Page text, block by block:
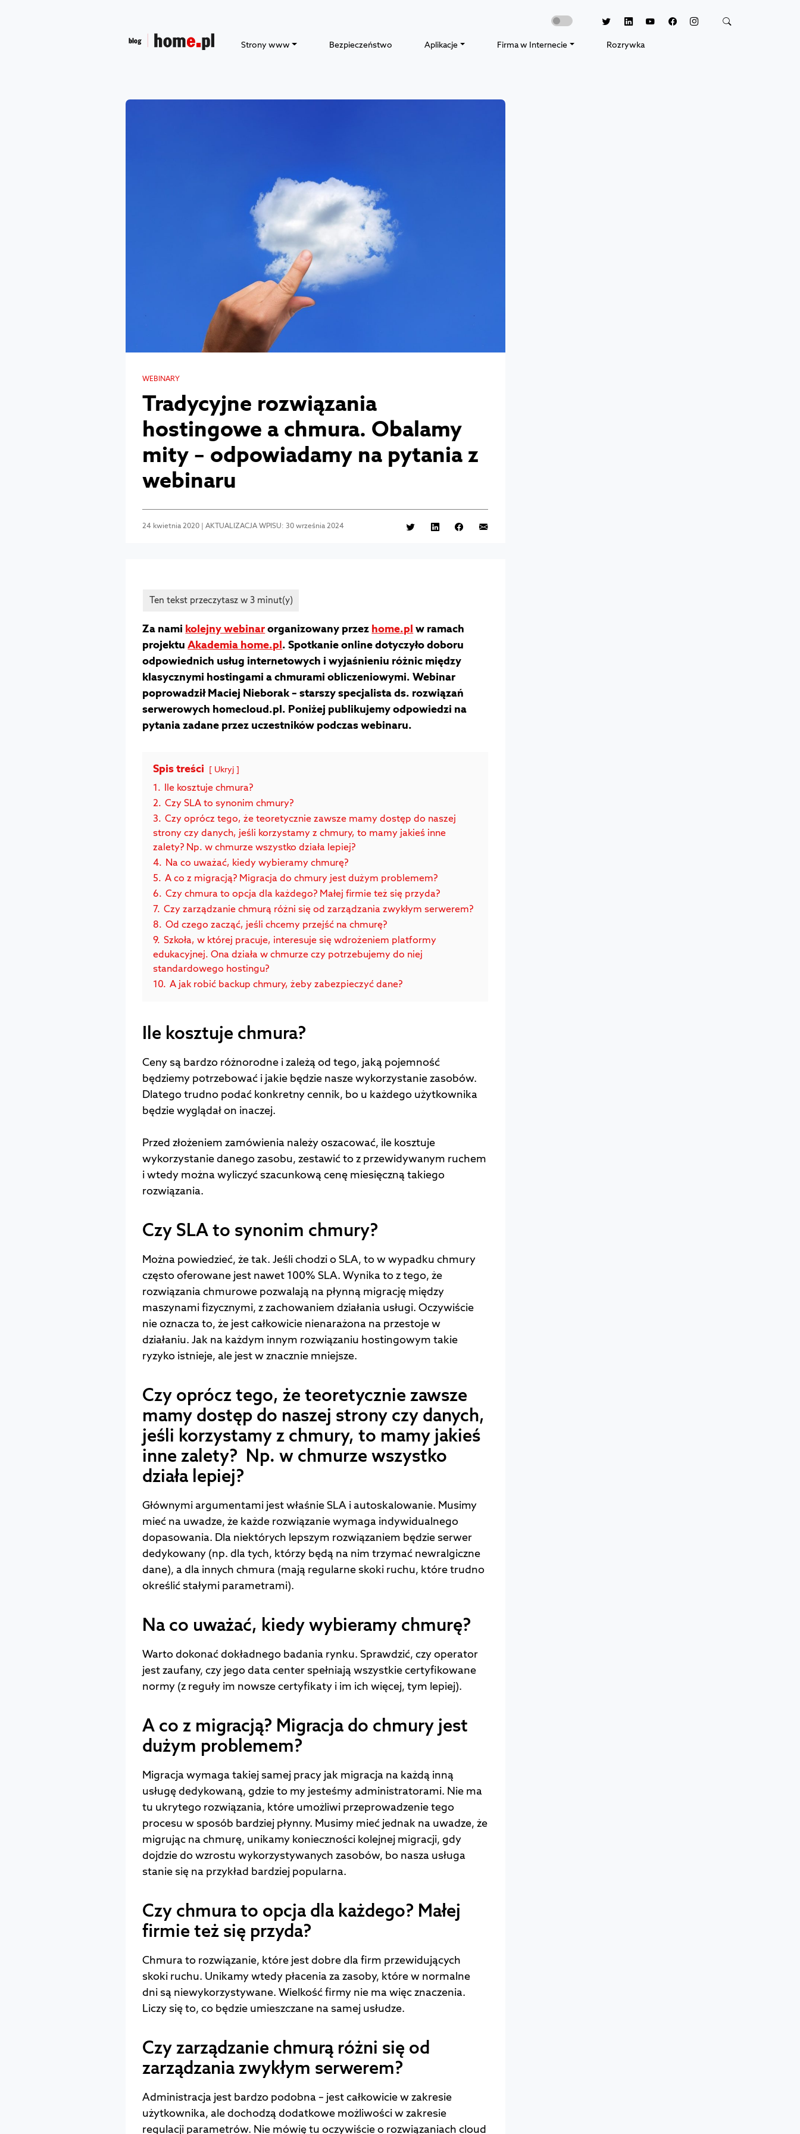
Strony www Bezpieczeństwo Aplikacje Firma w Internecie Rozrywka
WEBINARY
Tradycyjne rozwiązania
hostingowe a chmura. Obalamy
mity – odpowiadamy na pytania z
webinaru
24 kwietnia 2020 | AKTUALIZACJA WPISU: 30 września 2024
Za nami kolejny webinarorganizowany przez home.pl w ramach
projektuAkademia home.pl. Spotkanie online dotyczyło doboru
odpowiednich usług internetowych i wyjaśnieniu różnic między
klasycznymi hostingami a chmurami obliczeniowymi. Webinar
poprowadził Maciej Nieborak – starszy specjalista ds. rozwiązań
serwerowych homecloud.pl. Poniżej publikujemy odpowiedzi na
pytania zadane przez uczestników podczas webinaru.
Spis treści Ukryj
1. Ile kosztuje chmura?
2. Czy SLA to synonim chmury?
3. Czy oprócz tego, że teoretycznie zawsze mamy dostęp do naszej
strony czy danych, jeśli korzystamy z chmury, to mamy jakieś inne
zalety? Np. w chmurze wszystko działa lepiej?
4. Na co uważać, kiedy wybieramy chmurę?
5. A co z migracją? Migracja do chmury jest dużym problemem?
6. Czy chmura to opcja dla każdego? Małej firmie też się przyda?
7. Czy zarządzanie chmurą różni się od zarządzania zwykłym serwerem?
8. Od czego zacząć, jeśli chcemy przejść na chmurę?
9. Szkoła, w której pracuje, interesuje się wdrożeniem platformy
edukacyjnej. Ona działa w chmurze czy potrzebujemy do niej
standardowego hostingu?
10. A jak robić backup chmury, żeby zabezpieczyć dane?
Ile kosztuje chmura?
Ceny są bardzo różnorodne i zależą od tego, jaką pojemność
będziemy potrzebować i jakie będzie nasze wykorzystanie zasobów.
Dlatego trudno podać konkretny cennik, bo u każdego użytkownika
będzie wyglądał on inaczej.
Przed złożeniem zamówienia należy oszacować, ile kosztuje
wykorzystanie danego zasobu, zestawić to z przewidywanym ruchem
i wtedy można wyliczyć szacunkową cenę miesięczną takiego
rozwiązania.
Czy SLA to synonim chmury?
Można powiedzieć, że tak. Jeśli chodzi o SLA, to w wypadku chmury
często oferowane jest nawet 100% SLA. Wynika to z tego, że
rozwiązania chmurowe pozwalają na płynną migrację między
maszynami fizycznymi, z zachowaniem działania usługi. Oczywiście
nie oznacza to, że jest całkowicie nienarażona na przestoje w
działaniu. Jak na każdym innym rozwiązaniu hostingowym takie
ryzyko istnieje, ale jest w znacznie mniejsze.
Czy oprócz tego, że teoretycznie zawsze
mamy dostęp do naszej strony czy danych,
jeśli korzystamy z chmury, to mamy jakieś
inne zalety? Np. w chmurze wszystko
działa lepiej?
Głównymi argumentami jest właśnie SLA i autoskalowanie. Musimy
mieć na uwadze, że każde rozwiązanie wymaga indywidualnego
dopasowania. Dla niektórych lepszym rozwiązaniem będzie serwer
dedykowany (np. dla tych, którzy będą na nim trzymać newralgiczne
dane), a dla innych chmura (mają regularne skoki ruchu, które trudno
określić stałymi parametrami).
Na co uważać, kiedy wybieramy chmurę?
Warto dokonać dokładnego badania rynku. Sprawdzić, czy operator
jest zaufany, czy jego data center spełniają wszystkie certyfikowane
normy (z reguły im nowsze certyfikaty i im ich więcej, tym lepiej).
A co z migracją? Migracja do chmury jest
dużym problemem?
Migracja wymaga takiej samej pracy jak migracja na każdą inną
usługę dedykowaną, gdzie to my jesteśmy administratorami. Nie ma
tu ukrytego rozwiązania, które umożliwi przeprowadzenie tego
procesu w sposób bardziej płynny. Musimy mieć jednak na uwadze, że
migrując na chmurę, unikamy konieczności kolejnej migracji, gdy
dojdzie do wzrostu wykorzystywanych zasobów, bo nasza usługa
stanie się na przykład bardziej popularna.
Czy chmura to opcja dla każdego? Małej
firmie też się przyda?
Chmura to rozwiązanie, które jest dobre dla firm przewidujących
skoki ruchu. Unikamy wtedy płacenia za zasoby, które w normalne
dni są niewykorzystywane. Wielkość firmy nie ma więc znaczenia.
Liczy się to, co będzie umieszczane na samej usłudze.
Czy zarządzanie chmurą różni się od
zarządzania zwykłym serwerem?
Administracja jest bardzo podobna – jest całkowicie w zakresie
użytkownika, ale dochodzą dodatkowe możliwości w zakresie
regulacji parametrów. Nie mówię tu oczywiście o rozwiązaniach cloud